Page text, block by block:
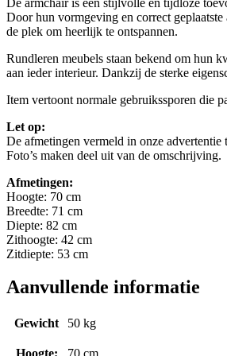
Door hun vormgeving en correct
de plek om heerlijk te ontspannen.
Rundleren meubels staan bekend om hun
aan ieder interieur. Dankzij de sterke
Item vertoont normale gebruikssporen die
Let op:
De afmetingen vermeld in onze advertentie
Foto’s maken deel uit van de omschrijving.
Afmetingen:
Hoogte: 70 cm
Breedte: 71 cm
Diepte: 82 cm
Zithoogte: 42 cm
Zitdiepte: 53 cm
Aanvullende informatie
Gewicht 50 kg